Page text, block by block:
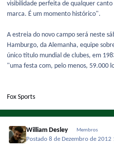
visibilidade perfeita de qualquer
marca. É um momento histórico".
A estreia do novo campo será neste
Hamburgo, da Alemanha, equipe
único título mundial de clubes, em
"uma festa com, pelo menos, 59.000
Fox Sports
William Desley Membros
Postado8 de Dezembro de 2012